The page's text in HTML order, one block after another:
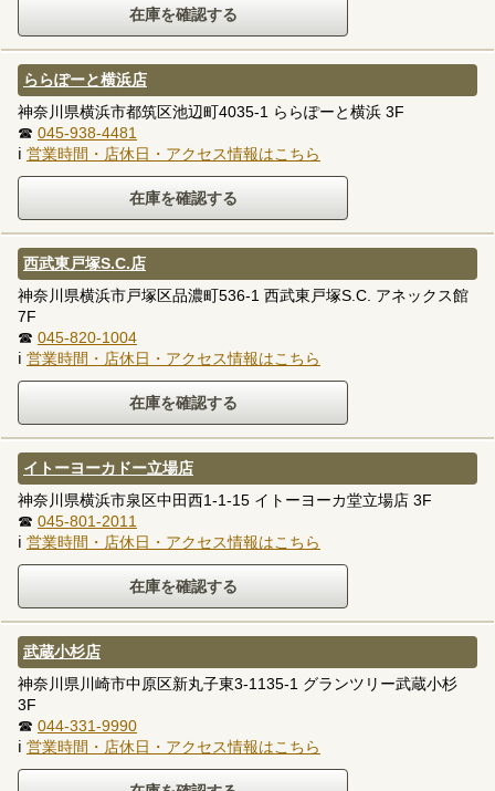
ららぽーと横浜店
神奈川県横浜市都筑区池辺町4035-1 ららぽーと横浜 3F
☎ 045-938-4481
ℹ 営業時間・店休日・アクセス情報はこちら
西武東戸塚S.C.店
神奈川県横浜市戸塚区品濃町536-1 西武東戸塚S.C. アネックス館
7F
☎ 045-820-1004
ℹ 営業時間・店休日・アクセス情報はこちら
イトーヨーカドー立場店
神奈川県横浜市泉区中田西1-1-15 イトーヨーカ堂立場店 3F
☎ 045-801-2011
ℹ 営業時間・店休日・アクセス情報はこちら
武蔵小杉店
神奈川県川崎市中原区新丸子東3-1135-1 グランツリー武蔵小杉
3F
☎ 044-331-9990
ℹ 営業時間・店休日・アクセス情報はこちら